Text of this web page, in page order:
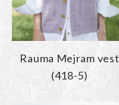
Rauma Mejram vest
(418-5)